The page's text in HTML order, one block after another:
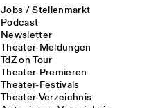
Jobs / Stellenmarkt
Podcast
Newsletter
Theater-Meldungen
TdZ on Tour
Theater-Premieren
Theater-Festivals
Theater-Verzeichnis